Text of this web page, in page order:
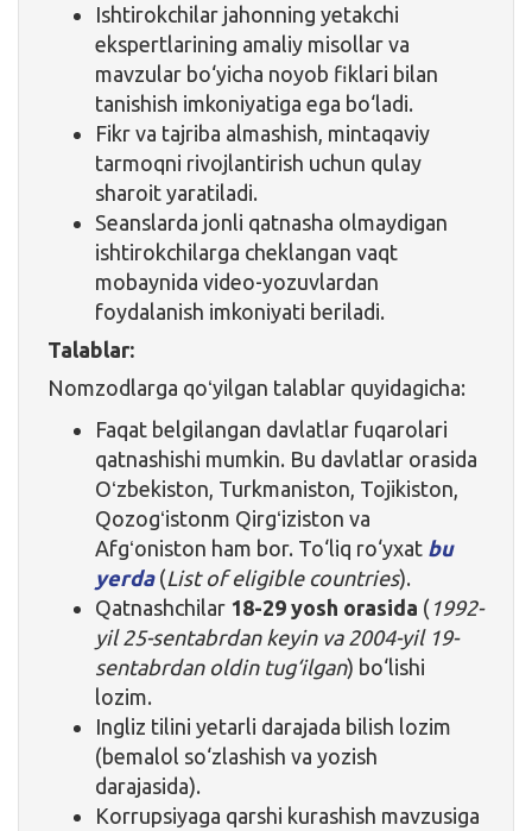
Ishtirokchilar jahonning yetakchi
ekspertlarining amaliy misollar va
mavzular bo‘yicha noyob fiklari bilan
tanishish imkoniyatiga ega bo‘ladi.
Fikr va tajriba almashish, mintaqaviy
tarmoqni rivojlantirish uchun qulay
sharoit yaratiladi.
Seanslarda jonli qatnasha olmaydigan
ishtirokchilarga cheklangan vaqt
mobaynida video-yozuvlardan
foydalanish imkoniyati beriladi.
Talablar:
Nomzodlarga qoʻyilgan talablar quyidagicha:
Faqat belgilangan davlatlar fuqarolari
qatnashishi mumkin. Bu davlatlar orasida
Oʻzbekiston, Turkmaniston, Tojikiston,
Qozogʻistonm Qirgʻiziston va
Afgʻoniston ham bor. To‘liq ro‘yxat bu
yerda(List of eligible countries).
Qatnashchilar 18-29 yosh orasida ( 1992-
yil 25-sentabrdan keyin va 2004-yil 19-
sentabrdan oldin tug‘ilgan) bo‘lishi
lozim.
Ingliz tilini yetarli darajada bilish lozim
(bemalol so‘zlashish va yozish
darajasida).
Korrupsiyaga qarshi kurashish mavzusiga